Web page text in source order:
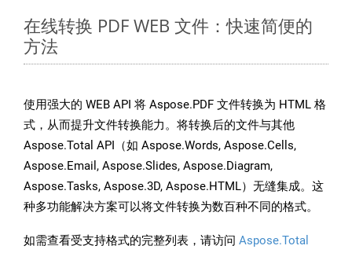
在线转换 PDF WEB 文件：快速简便的
方法
使用强大的 WEB API 将 Aspose.PDF 文件转换为 HTML 格
式，从而提升文件转换能力。将转换后的文件与其他
Aspose.Total API（如 Aspose.Words, Aspose.Cells,
Aspose.Email, Aspose.Slides, Aspose.Diagram,
Aspose.Tasks, Aspose.3D, Aspose.HTML）无缝集成。这
种多功能解决方案可以将文件转换为数百种不同的格式。
如需查看受支持格式的完整列表，请访问 Aspose.Total